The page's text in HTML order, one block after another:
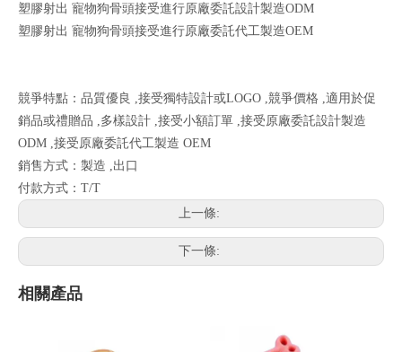
塑膠射出 寵物狗骨頭接受進行原廠委託設計製造ODM
塑膠射出 寵物狗骨頭接受進行原廠委託代工製造OEM
競爭特點：品質優良 ,接受獨特設計或LOGO ,競爭價格 ,適用於促
銷品或禮贈品 ,多樣設計 ,接受小額訂單 ,接受原廠委託設計製造
ODM ,接受原廠委託代工製造 OEM
銷售方式：製造 ,出口
付款方式：T/T
上一條:
下一條:
相關產品